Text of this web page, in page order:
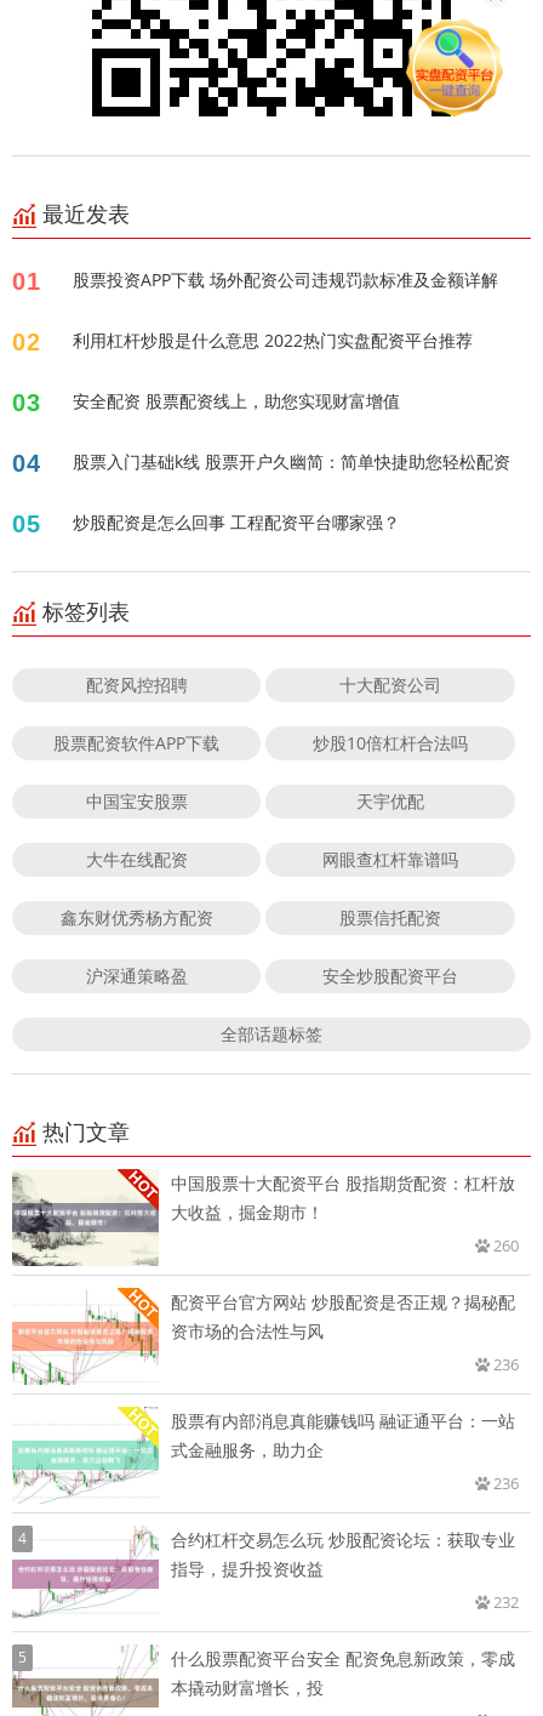
最近发表
01 股票投资APP下载 场外配资公司违规罚款标准及金额详解
02 利用杠杆炒股是什么意思 2022热门实盘配资平台推荐
03 安全配资 股票配资线上，助您实现财富增值
04 股票入门基础k线 股票开户久幽简：简单快捷助您轻松配资
05 炒股配资是怎么回事 工程配资平台哪家强？
标签列表
配资风控招聘 十大配资公司
股票配资软件APP下载 炒股10倍杠杆合法吗
中国宝安股票 天宇优配
大牛在线配资 网眼查杠杆靠谱吗
鑫东财优秀杨方配资 股票信托配资
沪深通策略盈 安全炒股配资平台
全部话题标签
热门文章
中国股票十大配资平台 股指期货配资：杠杆放
大收益，掘金期市！
260
配资平台官方网站 炒股配资是否正规？揭秘配
资市场的合法性与风
236
股票有内部消息真能赚钱吗 融证通平台：一站
式金融服务，助力企
236
4
合约杠杆交易怎么玩 炒股配资论坛：获取专业
指导，提升投资收益
232
5
什么股票配资平台安全 配资免息新政策，零成
本撬动财富增长，投